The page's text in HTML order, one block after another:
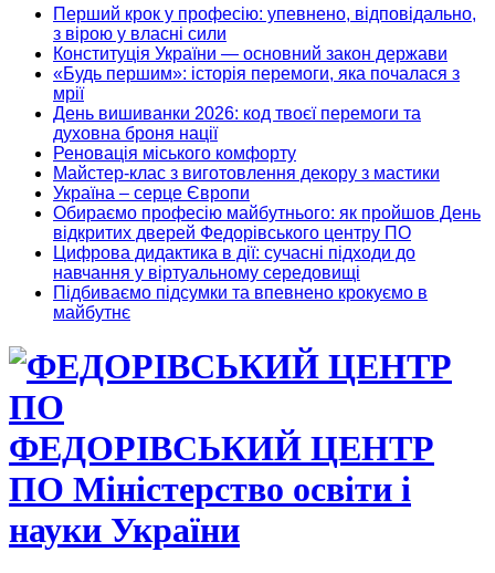
Перший крок у професію: упевнено, відповідально,
з вірою у власні сили
Конституція України — основний закон держави
«Будь першим»: історія перемоги, яка почалася з
мрії
День вишиванки 2026: код твоєї перемоги та
духовна броня нації
Реновація міського комфорту
Майстер-клас з виготовлення декору з мастики
Україна – серце Європи
Обираємо професію майбутнього: як пройшов День
відкритих дверей Федорівського центру ПО
Цифрова дидактика в дії: сучасні підходи до
навчання у віртуальному середовищі
Підбиваємо підсумки та впевнено крокуємо в
майбутнє
ФЕДОРІВСЬКИЙ ЦЕНТР
ПО Міністерство освіти і
науки України